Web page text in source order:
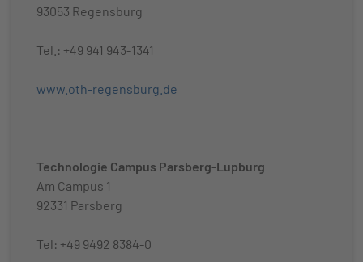
93053 Regensburg
Tel.: +49 941 943-1341
www.oth-regensburg.de
------------------
Technologie Campus Parsberg-Lupburg
Am Campus 1
92331 Parsberg
Tel: +49 9492 8384-0